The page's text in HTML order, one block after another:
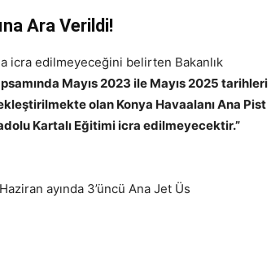
Ara Verildi!
icra edilmeyeceğini belirten Bakanlık
Mayıs 2023 ile Mayıs 2025 tarihleri
olan Konya Havaalanı Ana Pist
Kartalı Eğitimi icra edilmeyecektir.”
ayında 3’üncü Ana Jet Üs